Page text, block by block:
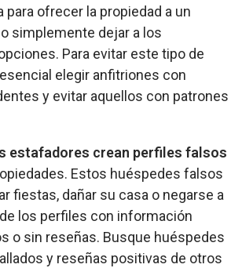
para ofrecer la propiedad a un
simplemente dejar a los
Para evitar este tipo de
elegir anfitriones con
y evitar aquellos con patrones
estafadores crean perfiles falsos
Estos huéspedes falsos
fiestas, dañar su casa o negarse a
los perfiles con información
o sin reseñas. Busque huéspedes
y reseñas positivas de otros